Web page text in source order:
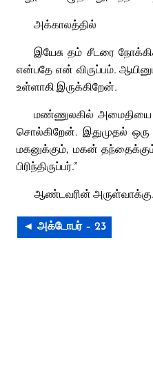
அக்காலத்தில்
இயேசு தம் சீடரை
என்பதே என் விருப்பம்.
உள்ளாகி இருக்கிறேன்.
மண்ணுலகில் அமைதியை
சொல்கிறேன். இதுமுதல் ஒரு
மகனுக்கும், மகன்
பிரிந்திருப்பர்.”
ஆண்டவரின் அருள்வாக்கு.
◄ அக்டோபர் – 23